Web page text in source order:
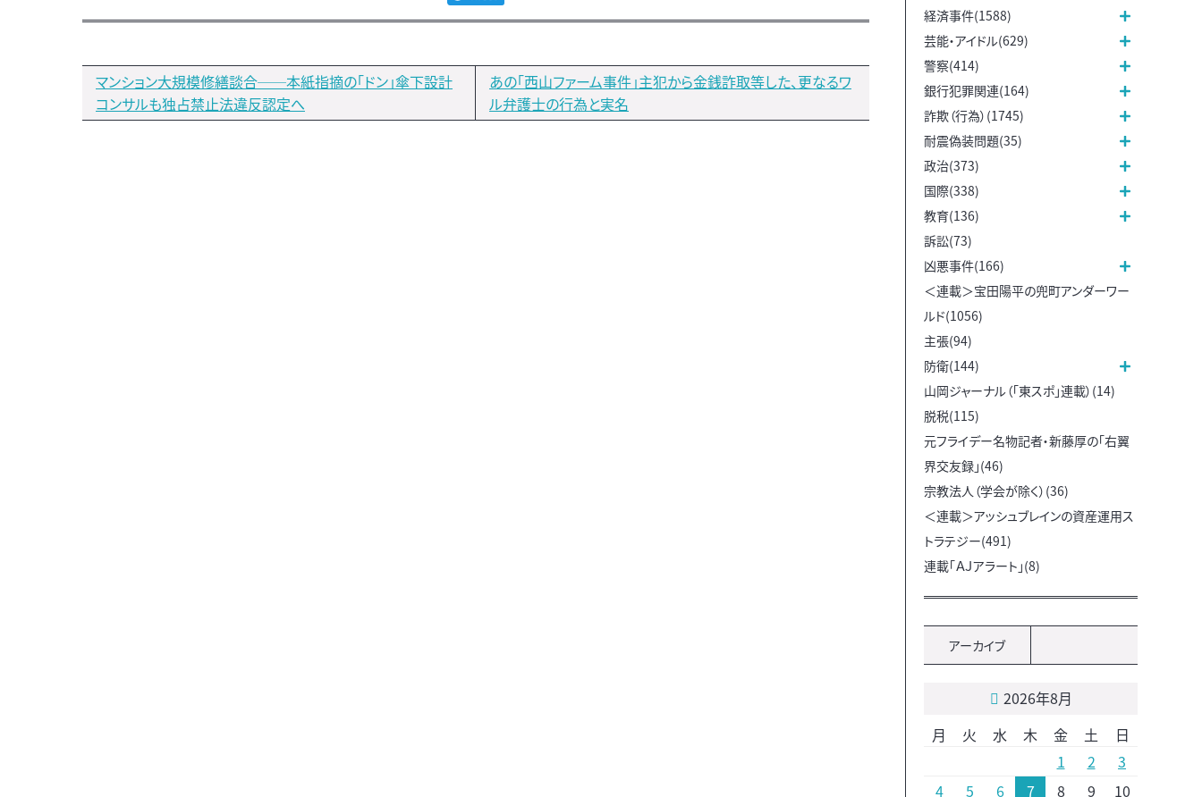
マンション大規模修繕談合──本紙指摘の「ドン」傘下設計
コンサルも独占禁止法違反認定へ
あの「西山ファーム事件」主犯から金銭詐取等した、更なるワ
ル弁護士の行為と実名
経済事件(1588)
芸能・アイドル(629)
警察(414)
銀行犯罪関連(164)
詐欺（行為）(1745)
耐震偽装問題(35)
政治(373)
国際(338)
教育(136)
訴訟(73)
凶悪事件(166)
＜連載＞宝田陽平の兜町アンダーワー
ルド(1056)
主張(94)
防衛(144)
山岡ジャーナル（「東スポ」連載）(14)
脱税(115)
元フライデー名物記者・新藤厚の「右翼
界交友録」(46)
宗教法人（学会が除く）(36)
＜連載＞アッシュブレインの資産運用ス
トラテジー(491)
連載「ＡＪアラート」(8)
アーカイブ
2026年8月
月
火 水 木 金 土
日
1
2
3
4
5 6 7 8 9 10